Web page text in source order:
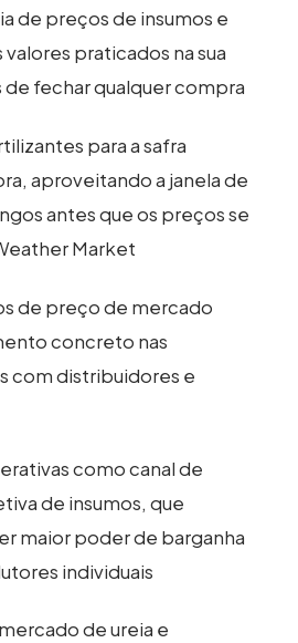
de preços de insumos e
praticados na sua
de fechar qualquer compra
para a safra
aproveitando a janela de
antes que os preços se
Market
de preço de mercado
concreto nas
com distribuidores e
como canal de
de insumos, que
maior poder de barganha
individuais
de ureia e